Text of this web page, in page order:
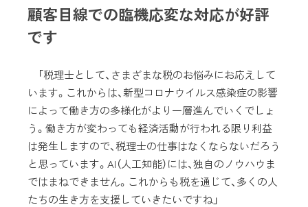
顧客目線での臨機応変な対応が好評
です
「税理士として、さまざまな税のお悩みにお応えして
います。これからは、新型コロナウイルス感染症の影響
によって働き方の多様化がより一層進んでいくでしょ
う。働き方が変わっても経済活動が行われる限り利益
は発生しますので、税理士の仕事はなくならないだろう
と思っています。AI（人工知能）には、独自のノウハウま
ではまねできません。これからも税を通じて、多くの人
たちの生き方を支援していきたいですね」